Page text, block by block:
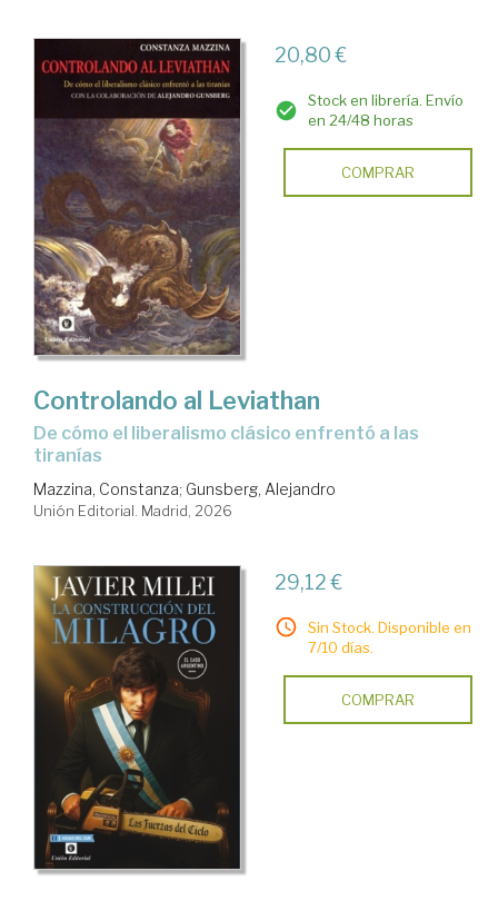
20,80 €
Stock en librería. Envío
en 24/48 horas
COMPRAR
Controlando al Leviathan
De cómo el liberalismo clásico enfrentó a las
tiranías
Mazzina, Constanza; Gunsberg, Alejandro
Unión Editorial. Madrid, 2026
29,12 €
Sin Stock. Disponible en
7/10 días.
COMPRAR